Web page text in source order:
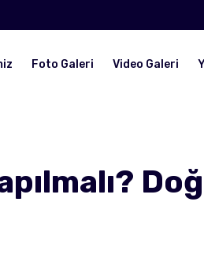
Foto Galeri Video Galeri